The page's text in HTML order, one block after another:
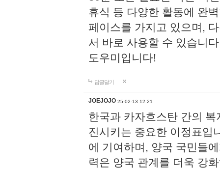
휴식 등 다양한 활동에 완
페이스를 가지고 있으며,
서 바로 사용할 수 있습니
도우미입니다!
답글달기
JOEJOJO 25-02-13 12:21
한국과 카자흐스탄 간의
진시키는 중요한 이정표입
에 기여하며, 양국 국민들
력은 양국 관계를 더욱 강